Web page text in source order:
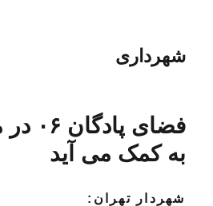
شهرداری
فضای
به کمک می آید
شهردار تهران: